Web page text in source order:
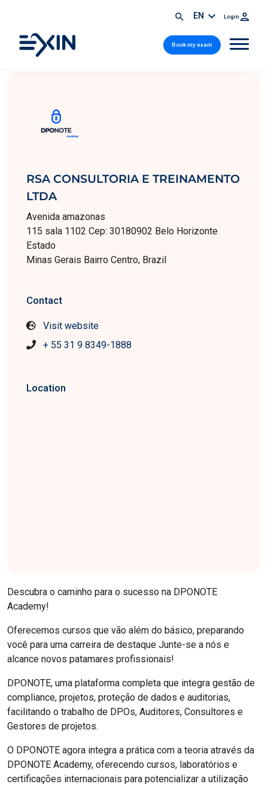
EN Login
Book my exam
RSA CONSULTORIA E TREINAMENTO
LTDA
Avenida amazonas
115 sala 1102 Cep: 30180902 Belo Horizonte
Estado
Minas Gerais Bairro Centro, Brazil
Contact
Visit website
+ 55 31 9 8349-1888
Location
Descubra o caminho para o sucesso na DPONOTE
Academy!
Oferecemos cursos que vão além do básico, preparando
você para uma carreira de destaque Junte-se a nós e
alcance novos patamares profissionais!
DPONOTE, uma plataforma completa que integra gestão de
compliance, projetos, proteção de dados e auditorias,
facilitando o trabalho de DPOs, Auditores, Consultores e
Gestores de projetos.
O DPONOTE agora integra a prática com a teoria através da
DPONOTE Academy, oferecendo cursos, laboratórios e
certificações internacionais para potencializar a utilização